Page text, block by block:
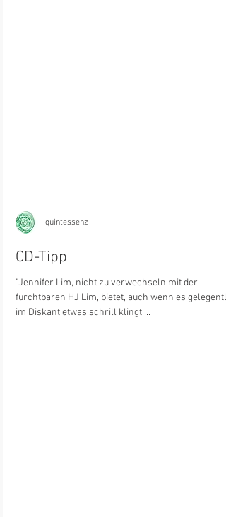
quintessenz
CD-Tipp
"Jennifer Lim, nicht zu verwechseln mit der
im Diskant etwas schrill klingt,...